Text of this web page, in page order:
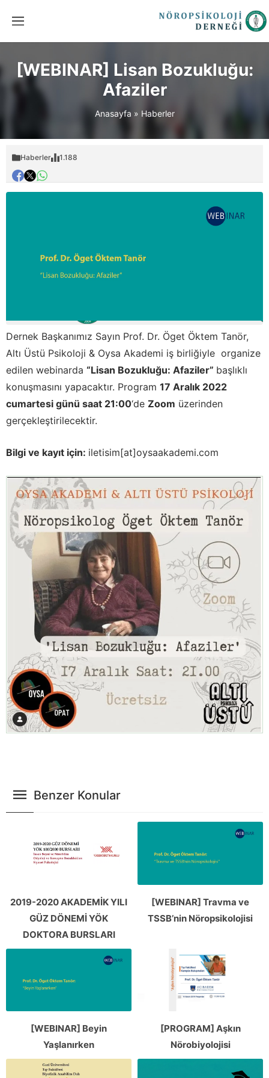
[WEBINAR] Lisan Bozukluğu:
Afaziler
Anasayfa » Haberler
Haberler 1.188
Dernek Başkanımız Sayın Prof. Dr. Öget Öktem Tanör,
Altı Üstü Psikoloji & Oysa Akademi iş birliğiyle organize
edilen webinarda “Lisan Bozukluğu: Afaziler” başlıklı
konuşmasını yapacaktır. Program 17 Aralık 2022
cumartesi günü saat 21:00‘de Zoom üzerinden
gerçekleştirilecektir.
Bilgi ve kayıt için: iletisim[at]oysaakademi.com
Benzer Konular
2019-2020 AKADEMİK YILI
GÜZ DÖNEMİ YÖK
DOKTORA BURSLARI
[WEBINAR] Travma ve
TSSB’nin Nöropsikolojisi
[WEBINAR] Beyin
Yaşlanırken
[PROGRAM] Aşkın
Nörobiyolojisi